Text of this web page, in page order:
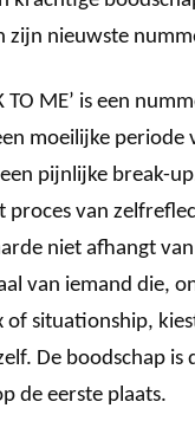
zijn nieuwste
TO ME’ is een
moeilijke periode
pijnlijke break-
proces van
niet afhangt
van iemand die,
of situationship,
De boodschap is
de eerste plaats.